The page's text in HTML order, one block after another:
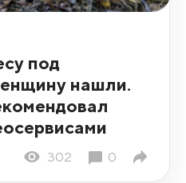
под
нашли.
302 0